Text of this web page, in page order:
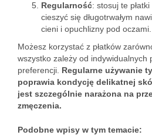
Regularność: stosuj te
cieszyć się długotrwałym
cieni i opuchlizny pod oczami.
Możesz korzystać z płatków
wszystko zależy od indywidualnych
preferencji. Regularne używanie
poprawia kondycję delikatnej
jest szczególnie narażona na
zmęczenia.
Podobne wpisy w tym temacie: